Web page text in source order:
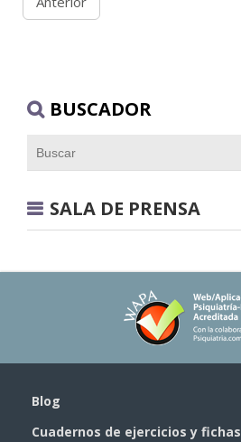
BUSCADOR
SALA DE PRENSA
Blog
Cuadernos de ejercicios y fichas